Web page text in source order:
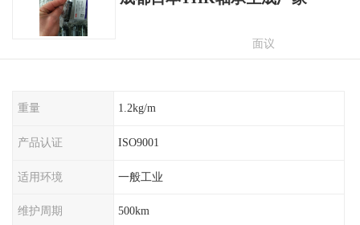
面议
重量 1.2kg/m
产品认证 ISO9001
适用环境 一般工业
维护周期 500km